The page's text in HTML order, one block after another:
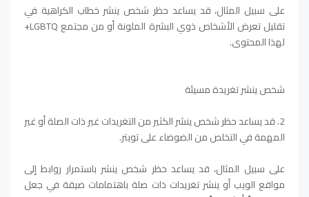
على سبيل المثال، قد يساعد حظر شخص ينشر خطاب الكراهية في
تقليل تعرض الأشخاص ذوي البشرة الملونة أو من مجتمع LGBTQ+
لهذا المحتوى.
شخص ينشر تغريدة مسيئة
2. قد يساعد حظر شخص ينشر الكثير من التغريدات غير ذات الصلة أو غير
المهمة في التخلص من الضوضاء على تويتر.
على سبيل المثال، قد يساعد حظر شخص ينشر باستمرار روابط إلى
مواقع الويب أو ينشر تغريدات ذات صلة باهتمامات ضيقة في جعل